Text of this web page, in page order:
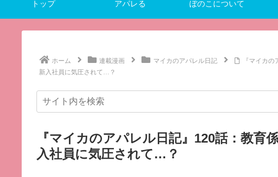
トップ アパレる ぼのこについて
ホーム 連載漫画 マイカのアパレル日記
『マイカ
新入社員に気圧されて…？
『マイカのアパレル日記』120話：教育
入社員に気圧されて…？